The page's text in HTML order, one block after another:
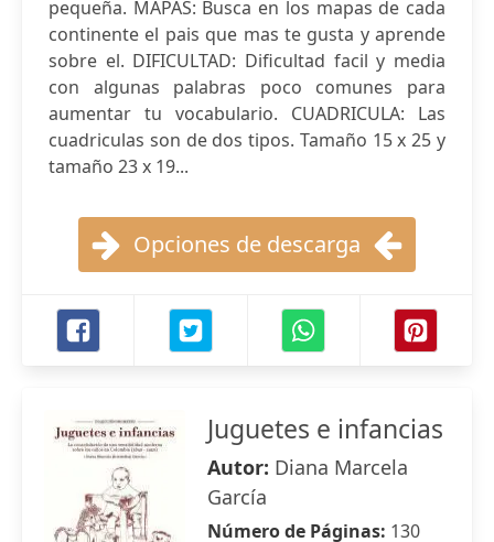
pequeña. MAPAS: Busca en los mapas de cada
continente el pais que mas te gusta y aprende
sobre el. DIFICULTAD: Dificultad facil y media
con algunas palabras poco comunes para
aumentar tu vocabulario. CUADRICULA: Las
cuadriculas son de dos tipos. Tamaño 15 x 25 y
tamaño 23 x 19...
Opciones de descarga
Juguetes e infancias
Autor: Diana Marcela
García
Número de Páginas: 130